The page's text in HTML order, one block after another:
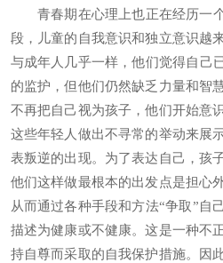
青春期在心理上也正在经历一
段，儿童的自我意识和独立意识越
与成年人几乎一样，他们觉得自己
的监护，但他们仍然缺乏力量和智
不再把自己视为孩子，他们开始意
这些年轻人做出不寻常的举动来展
表叛逆的出现。为了表达自己，孩
他们这样做最根本的出发点是担心
从而通过各种手段和方法“争取”自
描述为健康或不健康。这是一种不
持自尊而采取的自我保护措施。因